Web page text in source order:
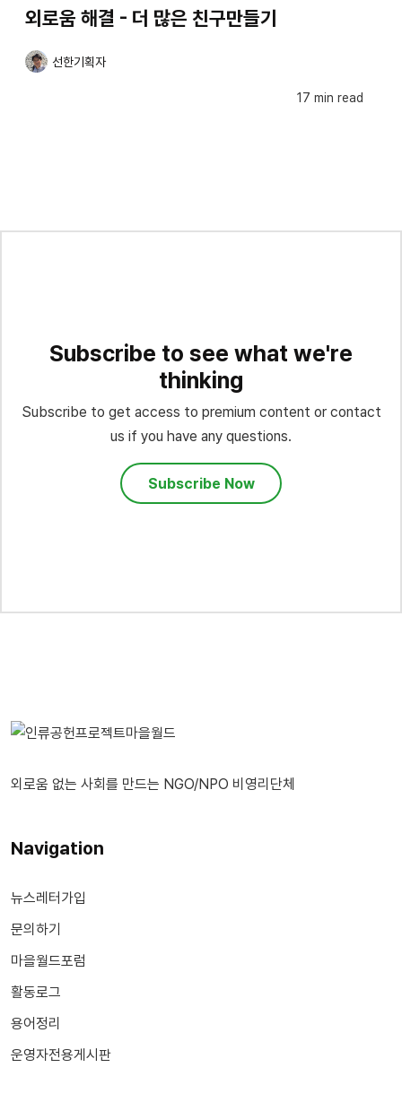
외로움 해결 - 더 많은 친구만들기
선한기획자
17 min read
Subscribe to see what we're
thinking
Subscribe to get access to premium content or contact
us if you have any questions.
Subscribe Now
외로움 없는 사회를 만드는 NGO/NPO 비영리단체
Navigation
뉴스레터가입
문의하기
마을월드포럼
활동로그
용어정리
운영자전용게시판